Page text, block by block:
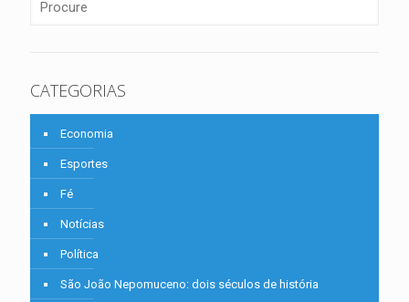
CATEGORIAS
Economia
Esportes
Fé
Notícias
Política
São João Nepomuceno: dois séculos de história